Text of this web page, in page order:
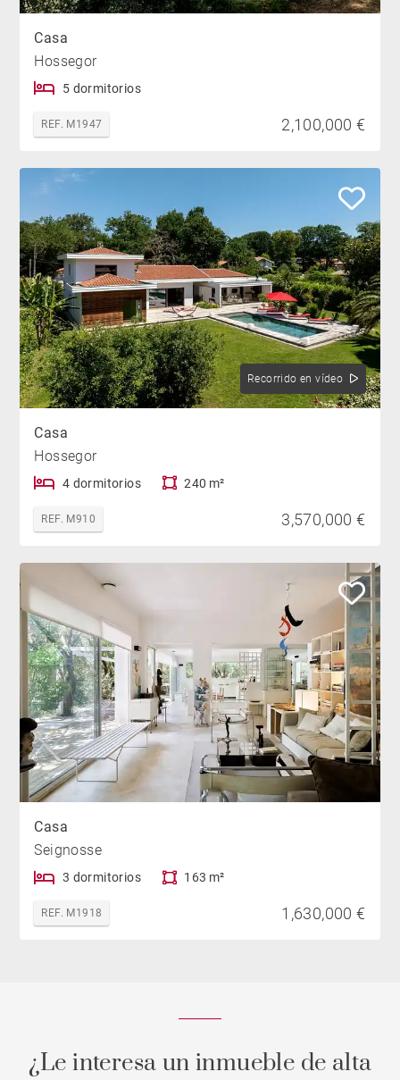
Casa
Hossegor
5 dormitorios
REF. M1947 2,100,000 €
Recorrido en vídeo
Casa
Hossegor
4 dormitorios 240 m²
REF. M910 3,570,000 €
Casa
Seignosse
3 dormitorios 163 m²
REF. M1918 1,630,000 €
¿Le interesa un inmueble de alta